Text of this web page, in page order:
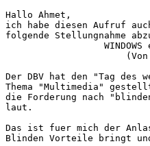
Hallo Ahmet,
ich habe diesen Aufruf
folgende Stellungnahme
WINDOWS
Der DBV hat den "Tag des
Thema "Multimedia"
die Forderung nach
laut.
Das ist fuer mich der
Blinden Vorteile bringt